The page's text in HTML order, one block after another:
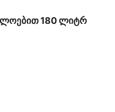
180 ლიტრ